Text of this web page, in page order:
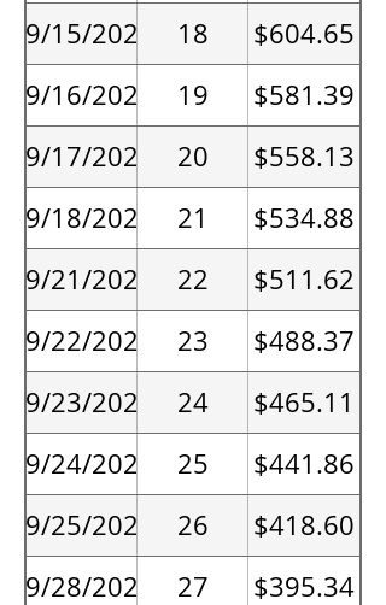
09/15/2026
18
$604.65
09/16/2026
19
$581.39
09/17/2026
20
$558.13
09/18/2026
21
$534.88
09/21/2026
22
$511.62
09/22/2026
23
$488.37
09/23/2026
24
$465.11
09/24/2026
25
$441.86
09/25/2026
26
$418.60
09/28/2026
27
$395.34